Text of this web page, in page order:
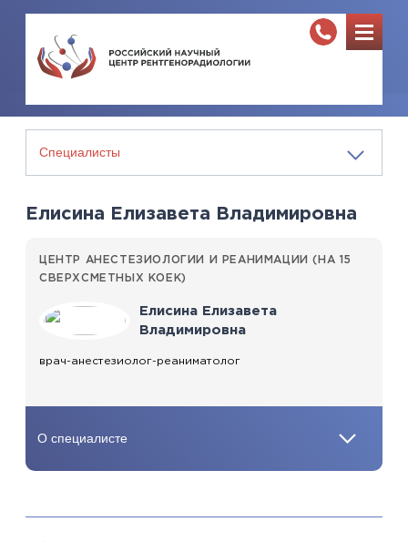
Елисина Елизавета Владимировна
ЦЕНТР АНЕСТЕЗИОЛОГИИ И РЕАНИМАЦИИ (НА 15
СВЕРХСМЕТНЫХ КОЕК)
Елисина Елизавета
Владимировна
врач-анестезиолог-реаниматолог